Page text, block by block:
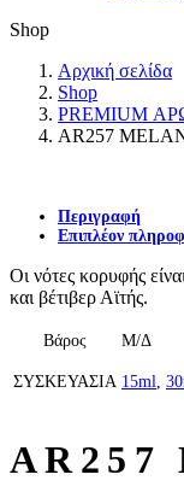
Shop
Αρχική σελίδα
Shop
PREMIUM
AR257
Περιγραφή
Επιπλέον
Οι νότες κορυφής
και βέτιβερ Αϊτής.
Βάρος Μ/Δ
ΣΥΣΚΕΥΑΣΙΑ 15ml,
AR257